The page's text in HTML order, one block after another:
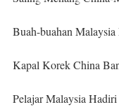
Buah-buahan
Kapal Korek China
Pelajar Malaysia